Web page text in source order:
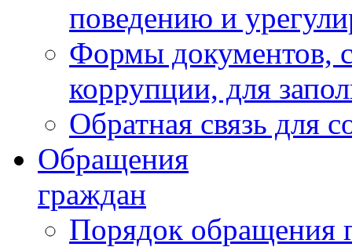
поведению и
Формы документов,
коррупции, для
Обратная связь для
Обращения
граждан
Порядок обращения